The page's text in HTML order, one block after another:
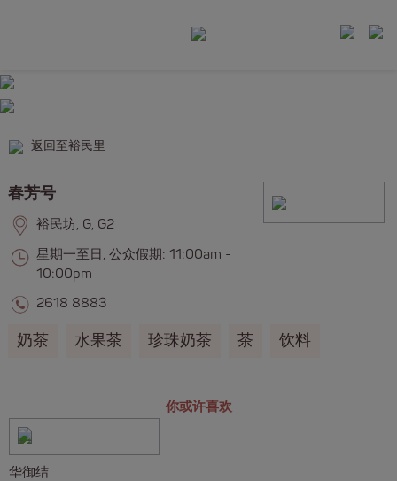
返回至裕民里
春芳号
裕民坊, G, G2
星期一至日, 公众假期: 11:00am -
10:00pm
2618 8883
奶茶 水果茶 珍珠奶茶 茶 饮料
你或许喜欢
华御结